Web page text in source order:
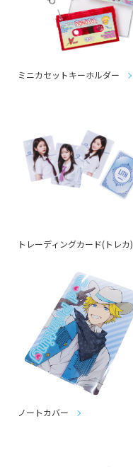
ミニカセットキーホルダー
トレーディングカード(トレカ)
ノートカバー